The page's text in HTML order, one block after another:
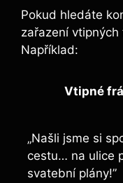
Pokud hledáte
zařazení
Například:
Vtipné
„Našli jsme si
cestu… na ulice
svatební plány!”